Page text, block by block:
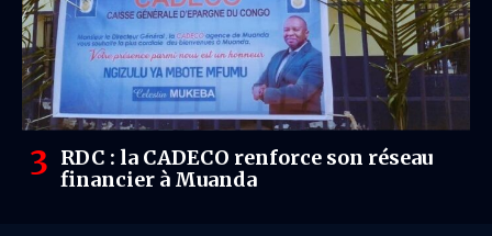
RDC : la CADECO renforce son réseau
financier à Muanda